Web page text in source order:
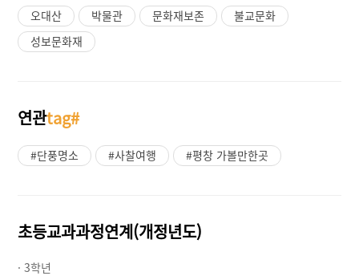
오대산 박물관 문화재보존
불교문화
성보문화재
연관tag#
#단풍명소 #사찰여행 #평창 가볼만한곳
초등교과과정연계(개정년도)
· 3학년